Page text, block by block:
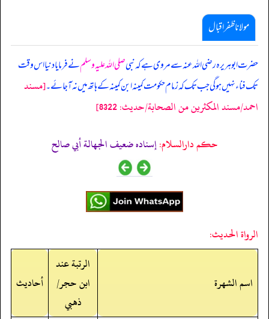
مولانا ظفر اقبال
حضرت ابوہریرہ رضی اللہ عنہ سے مروی ہے کہ نبیصلی اللہ علیہ وسلمنے فرمایا دنیا اس وقت
تک فناء نہیں ہوگی جب تک کہ زمام حکومت کمینہ ابن کمینہ کے ہاتھ میں نہ آجائے۔[مسند
احمد/مسند المكثرين من الصحابة/حدیث: 8322]
حکم دارالسلام:إسناده ضعيف الجهالة أبي صالح
الرواة الحديث:
اسم الشهرة
الرتبة عند
ابن حجر/
ذهبي
أحاديث